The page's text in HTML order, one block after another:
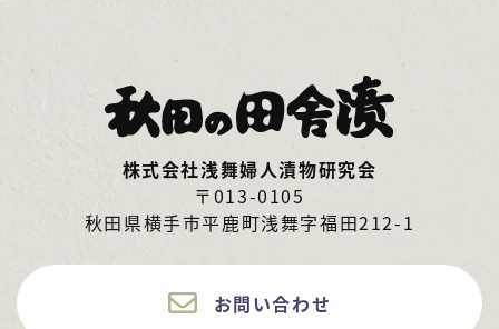
株式会社浅舞婦人漬物研究会
〒013-0105
秋田県横手市平鹿町浅舞字福田212-1
お問い合わせ